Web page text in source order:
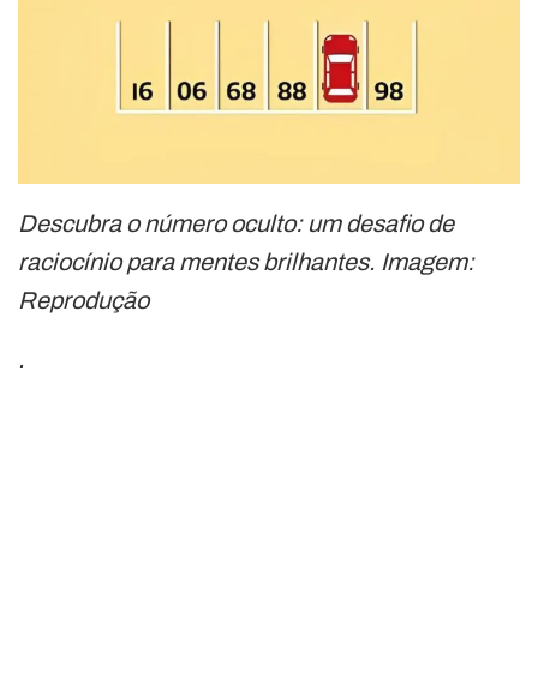
Descubra o número oculto: um desafio de
raciocínio para mentes brilhantes. Imagem:
Reprodução
.